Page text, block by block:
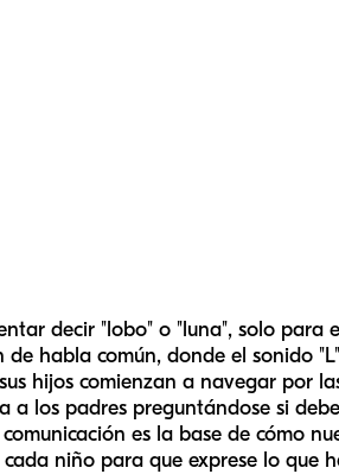
decir "lobo" o "luna", solo para
habla común, donde el sonido
hijos comienzan a navegar por
a los padres preguntándose si
es la base de cómo
niño para que exprese lo que